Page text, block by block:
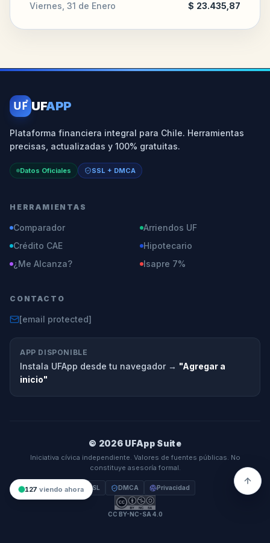
Viernes, 31 de Enero $ 23.435,87
UF UFAPP
Plataforma financiera integral para Chile. Herramientas
precisas, actualizadas y 100% gratuitas.
Datos Oficiales SSL + DMCA
HERRAMIENTAS
Comparador
Arriendos UF
Crédito CAE
Hipotecario
¿Me Alcanza?
Isapre 7%
CONTACTO
[email protected]
APP DISPONIBLE
Instala UFApp desde tu navegador → "Agregar a
inicio"
© 2026 UFApp Suite
Iniciativa cívica independiente. Valores de fuentes públicas. No
constituye asesoría formal.
SSL DMCA Privacidad
CC BY-NC-SA 4.0
127 viendo ahora